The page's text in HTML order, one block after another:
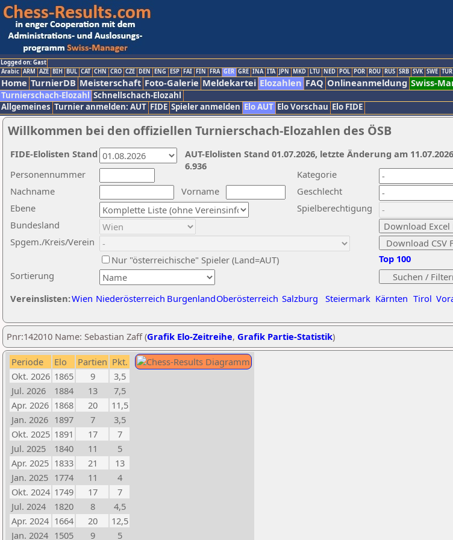
Logged on: Gast
Arabic ARM AZE BIH BUL CAT CHN CRO CZE DEN ENG ESP FAI FIN FRA GER GRE INA ITA JPN MKD LTU NED POL POR ROU RUS SRB SVK SWE TUR
Home TurnierDB Meisterschaft Foto-Galerie Meldekartei Elozahlen FAQ Onlineanmeldung Swiss-
Turnierschach-Elozahl Schnellschach-Elozahl
Allgemeines Turnier anmelden: AUT FIDE Spieler anmelden Elo AUT Elo Vorschau Elo FIDE
Willkommen bei den offiziellen Turnierschach-Elozahlen des ÖSB
Nachname
Vorname
Ebene
Kategorie
Sortierung
Personennummer
Bundesland
Spgem./Kreis/Verein
Geschlecht
Nur "österreichische" Spieler (Land=AUT)
Spielberechtigung
Vereinslisten:Wien Niederösterreich BurgenlandOberösterreich Salzburg Steiermark Kärnten Tirol
Top 100
AUT-Elolisten Stand 01.07.2026, letzte Änderung am
6.936
FIDE-Elolisten Stand
Pnr:142010 Name: Sebastian Zaff (Grafik Elo-Zeitreihe, Grafik Partie-Statistik)
Periode Elo Partien Pkt.
Okt. 2026 1865 9
3,5
Jul. 2026
1884 13
7,5
Apr. 2026 1868 20
11,5
Jan. 2026 1897 7
3,5
Okt. 2025 1891 17
7
Jul. 2025
1840 11
5
Apr. 2025 1833 21
13
Jan. 2025 1774 11
4
Okt. 2024 1749 17
7
Jul. 2024
1820 8
4,5
Apr. 2024 1664 20
12,5
Jan. 2024 1505 9 5